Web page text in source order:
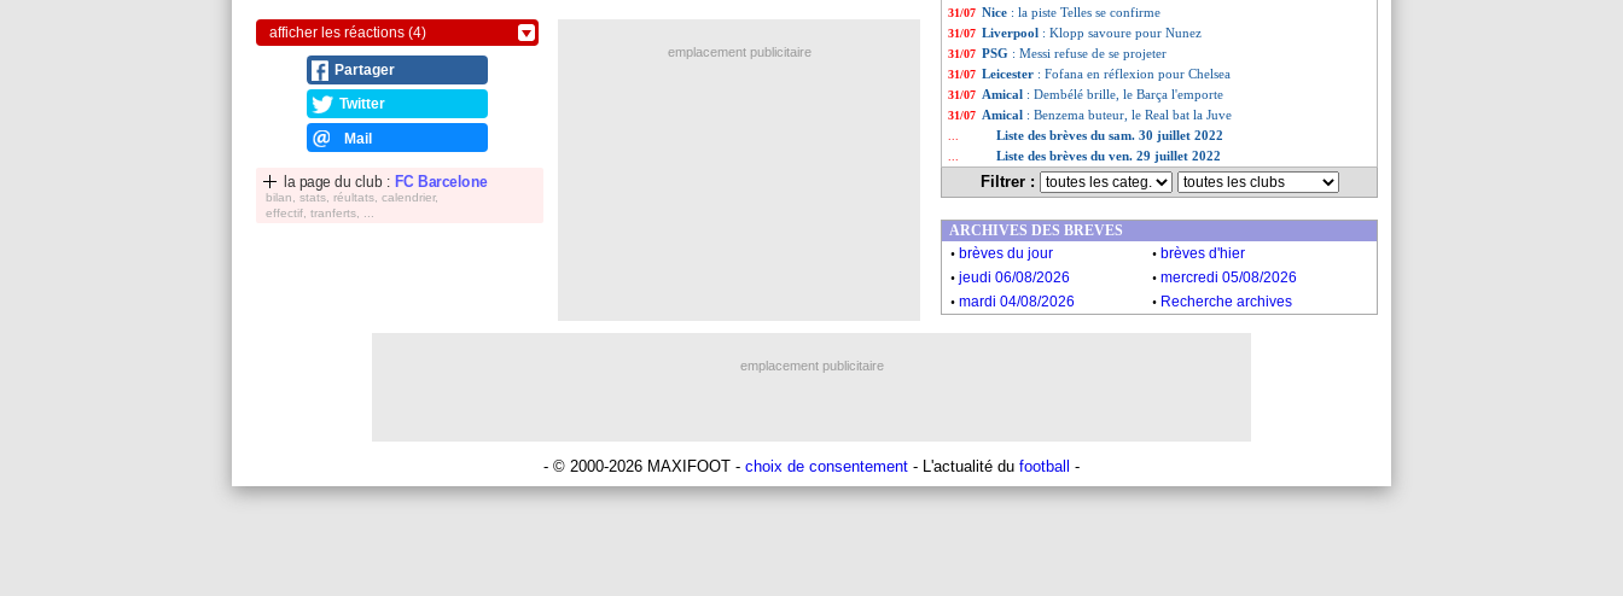
afficher les réactions (4)
Partager
Twitter
Mail
la page du club : FC Barcelone
bilan, stats, réultats, calendrier,
effectif, tranferts, ...
31/07 Nice : la piste Telles se confirme
31/07 Liverpool : Klopp savoure pour Nunez
31/07 PSG : Messi refuse de se projeter
31/07 Leicester : Fofana en réflexion pour Chelsea
31/07 Amical : Dembélé brille, le Barça l'emporte
31/07 Amical : Benzema buteur, le Real bat la Juve
Liste des brèves du sam. 30 juillet 2022
Liste des brèves du ven. 29 juillet 2022
Filtrer :
emplacement publicitaire
ARCHIVES DES BREVES
. brèves du jour . brèves d'hier
. jeudi 06/08/2026 . mercredi 05/08/2026
. mardi 04/08/2026 . Recherche archives
emplacement publicitaire
- © 2000-2026 MAXIFOOT - choix de consentement - L'actualité du football -